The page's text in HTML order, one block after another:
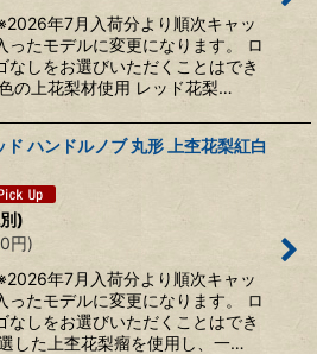
年7月入荷分より順次キャッ
ったモデルに変更になります。 ロ
なしをお選びいただくことはでき
の上花梨材使用 レッド花梨…
ド ハンドルノブ 丸形 上杢花梨紅白
)
円)
年7月入荷分より順次キャッ
ったモデルに変更になります。 ロ
なしをお選びいただくことはでき
した上杢花梨瘤を使用し、一…